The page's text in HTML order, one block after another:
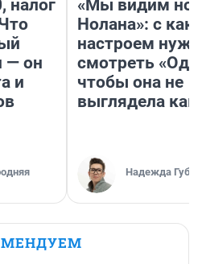
налог
— он
и
«Мы видим
Нолана»: с
настроем
смотреть
чтобы она не
выглядела как
Надежда